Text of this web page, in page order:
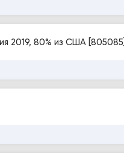
2019, 80% из США [805085]